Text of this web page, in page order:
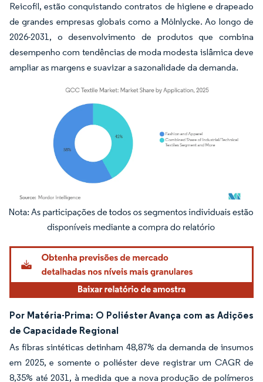
Reicofil, estão conquistando contratos de higiene e drapeado
de grandes empresas globais como a Mölnlycke. Ao longo de
2026-2031, o desenvolvimento de produtos que combina
desempenho com tendências de moda modesta islâmica deve
ampliar as margens e suavizar a sazonalidade da demanda.
Imagem © Mordor Intelligence. O reuso requer atribuição conforme CC BY 4.0.
Por Matéria-Prima: O Poliéster Avança com as Adições
de Capacidade Regional
As fibras sintéticas detinham 48,87% da demanda de insumos
em 2025, e somente o poliéster deve registrar um CAGR de
8,35% até 2031, à medida que a nova produção de polímeros